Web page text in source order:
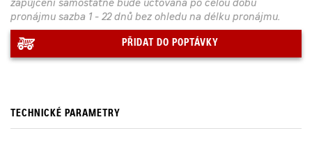
zapůjčení samostatně bude účtována po celou dobu
pronájmu sazba 1 - 22 dnů bez ohledu na délku pronájmu.
PŘIDAT DO POPTÁVKY
TECHNICKÉ PARAMETRY